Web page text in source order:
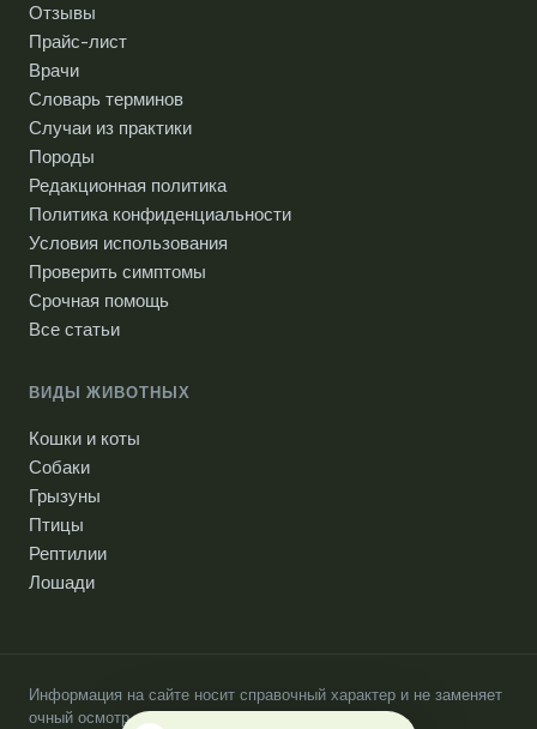
Отзывы
Прайс-лист
Врачи
Словарь терминов
Случаи из практики
Породы
Редакционная политика
Политика конфиденциальности
Условия использования
Проверить симптомы
Срочная помощь
Все статьи
ВИДЫ ЖИВОТНЫХ
Кошки и коты
Собаки
Грызуны
Птицы
Рептилии
Лошади
Информация на сайте носит справочный характер и не заменяет
очный осмотр ветеринарного врача.